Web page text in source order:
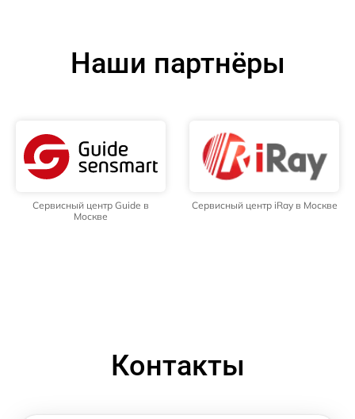
Наши партнёры
Сервисный центр Guide в
Москве
Сервисный центр iRay в Москве
Контакты